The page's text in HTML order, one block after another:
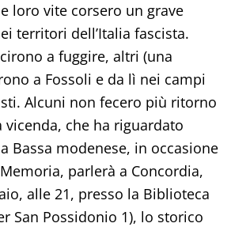
loro vite corsero un grave
territori dell’Italia fascista.
a fuggire, altri (una
a Fossoli e da lì nei campi
Alcuni non fecero più ritorno
vicenda, che ha riguardato
Bassa modenese, in occasione
parlerà a Concordia,
alle 21, presso la Biblioteca
San Possidonio 1), lo storico